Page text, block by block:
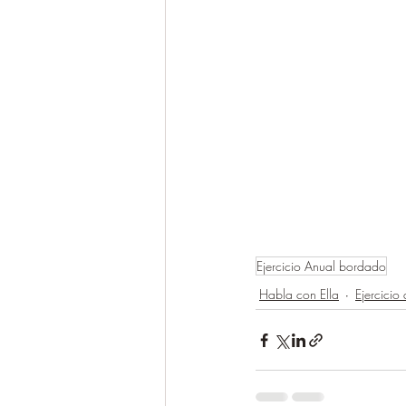
Ejercicio Anual bordado
Habla con Ella
Ejercicio